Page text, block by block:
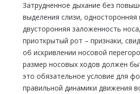
Затрудненное дыхание без
выделения слизи, односторонняя
двусторонняя заложенность
приоткрытый рот – признаки,
об искривлении носовой
размер носовых ходов должен
это обязательное условие для
правильной динамики движения